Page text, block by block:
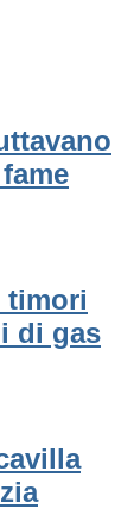
timori
di gas